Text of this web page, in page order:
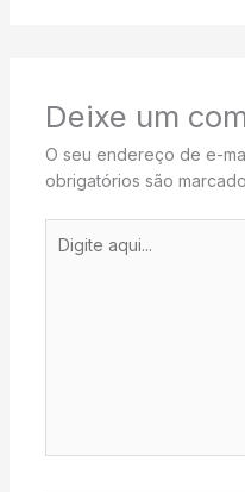
Deixe um
O seu endereço de e-
obrigatórios são
aqui...